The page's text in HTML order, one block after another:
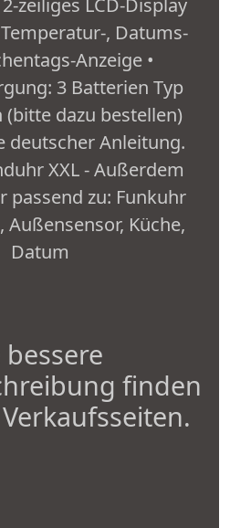
zeiliges LCD-Display
, Datums-
Anzeige •
3 Batterien Typ
(bitte dazu bestellen)
deutscher Anleitung.
XXL - Außerdem
passend zu: Funkuhr
Küche,
Datum
bessere
finden